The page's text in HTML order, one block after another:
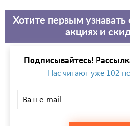
Хотите первым узнавать
акциях и
Подписывайтесь!
Нас читают уже 102